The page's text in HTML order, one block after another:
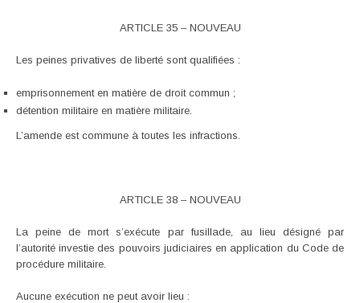
ARTICLE 35 – NOUVEAU
Les peines privatives de liberté sont qualifiées :
emprisonnement en matière de droit commun ;
détention militaire en matière militaire.
L’amende est commune à toutes les infractions.
ARTICLE 38 – NOUVEAU
La peine de mort s’exécute par fusillade, au lieu désigné par
l’autorité investie des pouvoirs judiciaires en application du Code de
procédure militaire.
Aucune exécution ne peut avoir lieu :